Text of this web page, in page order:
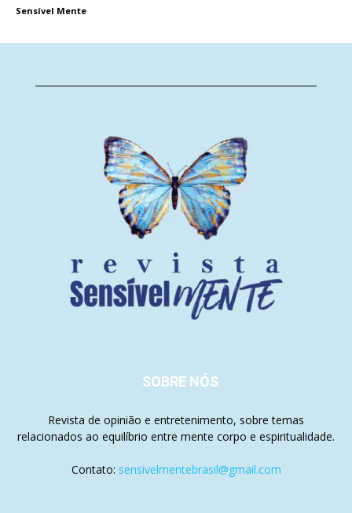
Sensível Mente
SOBRE NÓS
Revista de opinião e entretenimento, sobre temas
relacionados ao equilíbrio entre mente corpo e espiritualidade.
Contato: sensivelmentebrasil@gmail.com